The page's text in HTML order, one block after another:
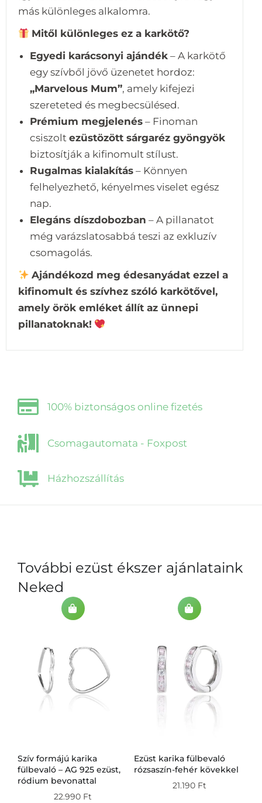
más különleges alkalomra.
Mitől különleges ez a karkötő?
Egyedi karácsonyi ajándék – A karkötő
egy szívből jövő üzenetet hordoz:
„Marvelous Mum”, amely kifejezi
szereteted és megbecsülésed.
Prémium megjelenés – Finoman
csiszolt ezüstözött sárgaréz gyöngyök
biztosítják a kifinomult stílust.
Rugalmas kialakítás – Könnyen
felhelyezhető, kényelmes viselet egész
nap.
Elegáns díszdobozban – A pillanatot
még varázslatosabbá teszi az exkluzív
csomagolás.
Ajándékozd meg édesanyádat ezzel a
kifinomult és szívhez szóló karkötővel,
amely örök emléket állít az ünnepi
pillanatoknak!
100% biztonságos online fizetés
Csomagautomata - Foxpost
Házhozszállítás
További ezüst ékszer ajánlataink
Neked
Szív formájú karika
fülbevaló – AG 925 ezüst,
ródium bevonattal
22.990 Ft
Ezüst karika fülbevaló
rózsaszín-fehér kövekkel
21.190 Ft